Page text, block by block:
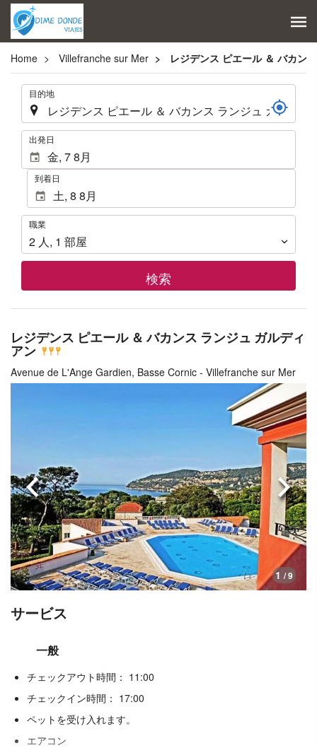
Home Villefranche sur Mer レジデンス ピエール ＆ バカン
. 目的地
. 出発日
到着日
職
業
職業
2 人, 1 部屋
検索
レジデンス ピエール ＆ バカンス ランジュ ガルディ
アン
Avenue de L'Ange Gardien, Basse Cornic - Villefranche sur Mer
1 / 9
前へ 次へ
サービス
一般
チェックアウト時間： 11:00
チェックイン時間： 17:00
ペットを受け入れます。
エアコン